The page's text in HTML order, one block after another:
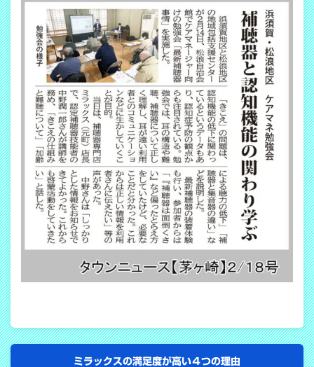
ミラックスの満足度が高い４つの理由